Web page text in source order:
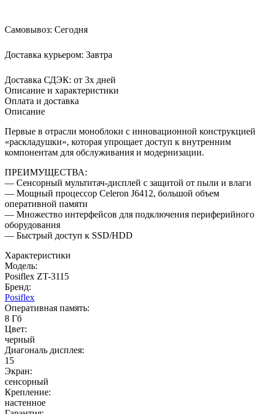
Самовывоз: Сегодня
Доставка курьером: Завтра
Доставка СДЭК: от 3х дней
Описание и характеристики
Оплата и доставка
Описание
Первые в отрасли моноблоки с инновационной конструкцией
«раскладушки», которая упрощает доступ к внутренним
компонентам для обслуживания и модернизации.
ПРЕИМУЩЕСТВА:
— Сенсорный мультитач-дисплей с защитой от пыли и влаги
— Мощный процессор Celeron J6412, большой объем
оперативной памяти
— Множество интерфейсов для подключения периферийного
оборудования
— Быстрый доступ к SSD/HDD
Характеристики
Модель:
Posiflex ZT-3115
Бренд:
Posiflex
Оперативная память:
8 Гб
Цвет:
черный
Диагональ дисплея:
15
Экран:
сенсорный
Крепление:
настенное